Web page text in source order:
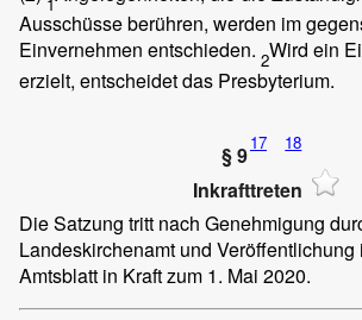
Ausschüsse berühren, werden im
Einvernehmen entschieden. 2Wird ein
erzielt, entscheidet das Presbyterium.
§ 917 18
Inkrafttreten
Die Satzung tritt nach Genehmigung
Landeskirchenamt und
Amtsblatt in Kraft zum 1. Mai 2020.